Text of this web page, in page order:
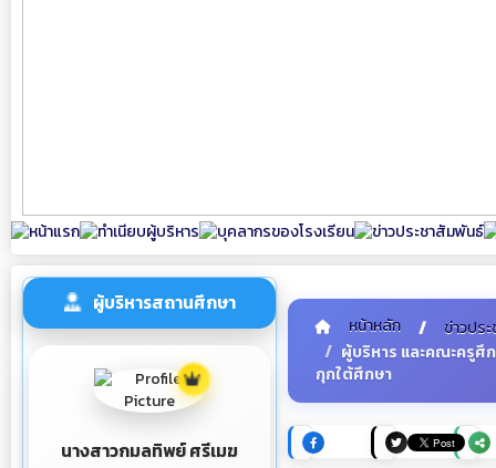
ผู้บริหารสถานศึกษา
นางสาวกมลทิพย์ ศรีเมฆ
หน้าหลัก
ข่าวปร
ผู้บริหาร และคณะครูศึ
กุกใต้ศึกษา